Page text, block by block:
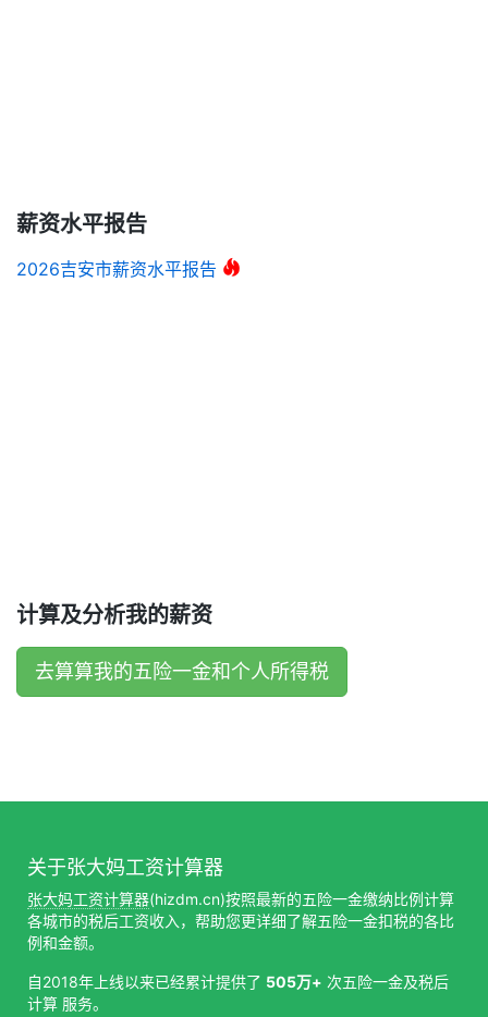
薪资水平报告
2026吉安市薪资水平报告
计算及分析我的薪资
去算算我的五险一金和个人所得税
关于张大妈工资计算器
张大妈工资计算器(hizdm.cn)按照最新的五险一金缴纳比例计算
各城市的税后工资收入，帮助您更详细了解五险一金扣税的各比
例和金额。
自2018年上线以来已经累计提供了 505万+ 次五险一金及税后
计算 服务。